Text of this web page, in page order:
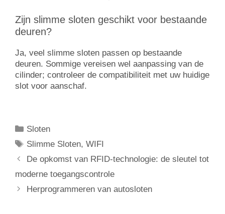
Zijn slimme sloten geschikt voor bestaande
deuren?
Ja, veel slimme sloten passen op bestaande
deuren. Sommige vereisen wel aanpassing van de
cilinder; controleer de compatibiliteit met uw huidige
slot voor aanschaf.
Sloten
Slimme Sloten,WIFI
De opkomst van RFID-technologie: de sleutel tot
moderne toegangscontrole
Herprogrammeren van autosloten